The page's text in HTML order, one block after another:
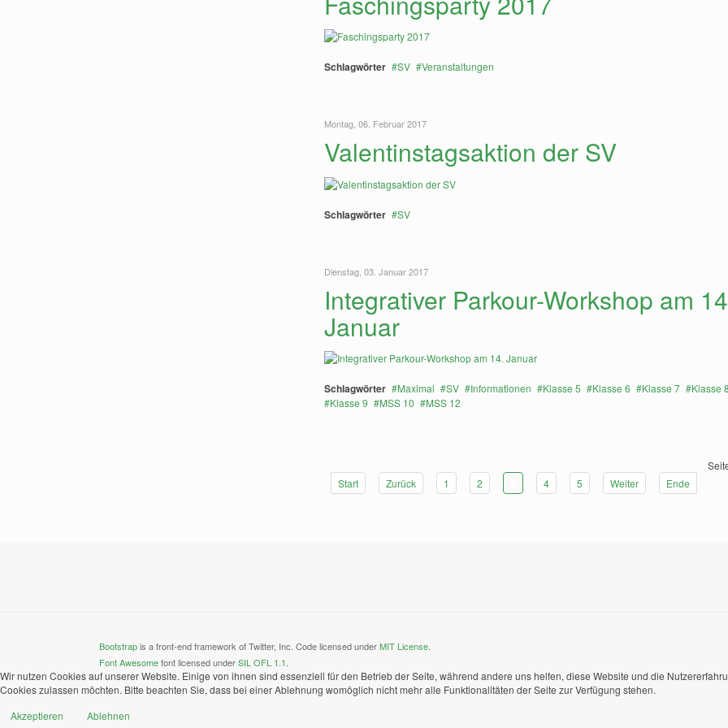
Schlagwörter SV Veranstaltungen
Montag, 06. Februar 2017
Valentinstagsaktion der SV
Schlagwörter SV
Dienstag, 03. Januar 2017
Integrativer Parkour-Workshop am
Januar
Schlagwörter Maximal SV Informationen Klasse 5 Klasse 6 Klasse 7
Klasse
Klasse 9
MSS 10 MSS 12
Start Zurück 1 2 4 5 Weiter Ende
Bootstrapis a front-end framework of Twitter, Inc. Code licensed underMIT License.
Font Awesomefont licensed underSIL OFL 1.1
Wir nutzen Cookies auf unserer Website. Einige von ihnen sind essenziell für den Betrieb der Seite, während andere uns helfen, diese Website und die
Cookies zulassen möchten. Bitte beachten Sie, dass bei einer Ablehnung womöglich nicht mehr alle Funktionalitäten der Seite zur Verfügung stehen.
Akzeptieren
Ablehnen